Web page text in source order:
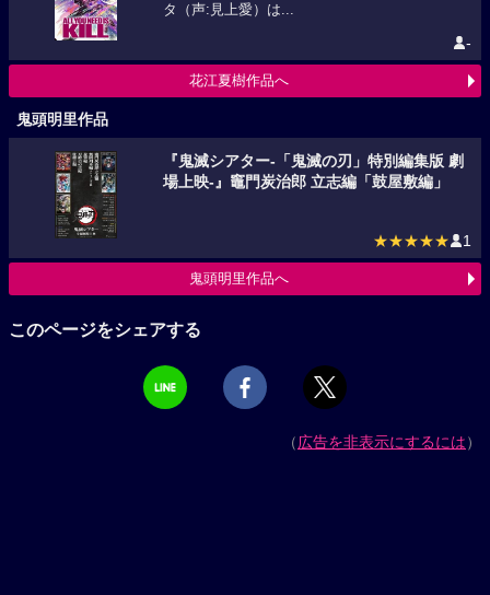
タ（声:見上愛）は...
-
花江夏樹作品へ
鬼頭明里作品
『鬼滅シアター-「鬼滅の刃」特別編集版 劇
場上映-』竈門炭治郎 立志編「鼓屋敷編」
★★★★★ 1
鬼頭明里作品へ
このページをシェアする
（広告を非表示にするには）